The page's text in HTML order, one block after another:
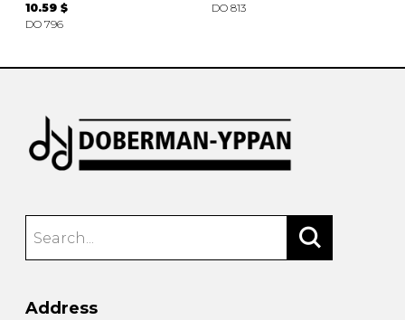
10.59 $
DO 796
DO 813
Address